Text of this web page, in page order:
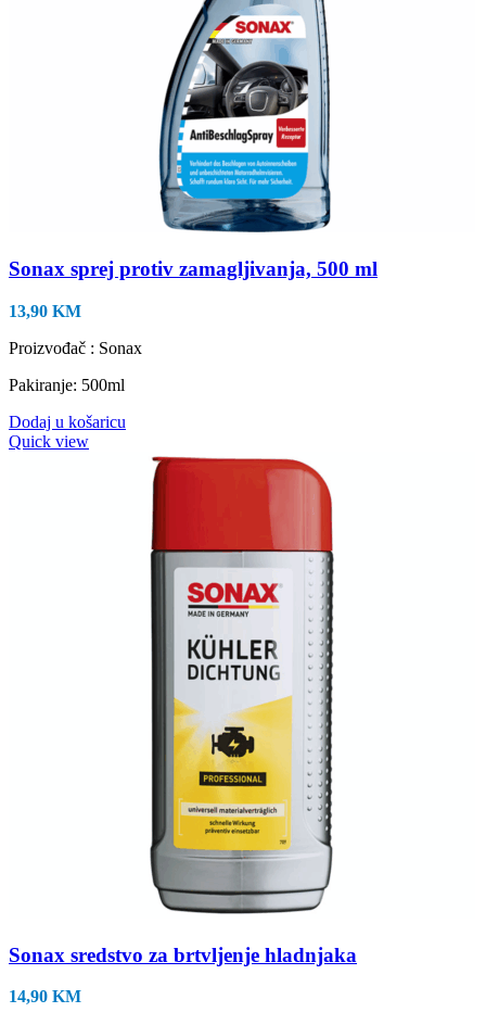
Sonax sprej protiv zamagljivanja, 500 ml
13,90 KM
Proizvođač : Sonax
Pakiranje: 500ml
Dodaj u košaricu
Quick view
Sonax sredstvo za brtvljenje hladnjaka
14,90 KM